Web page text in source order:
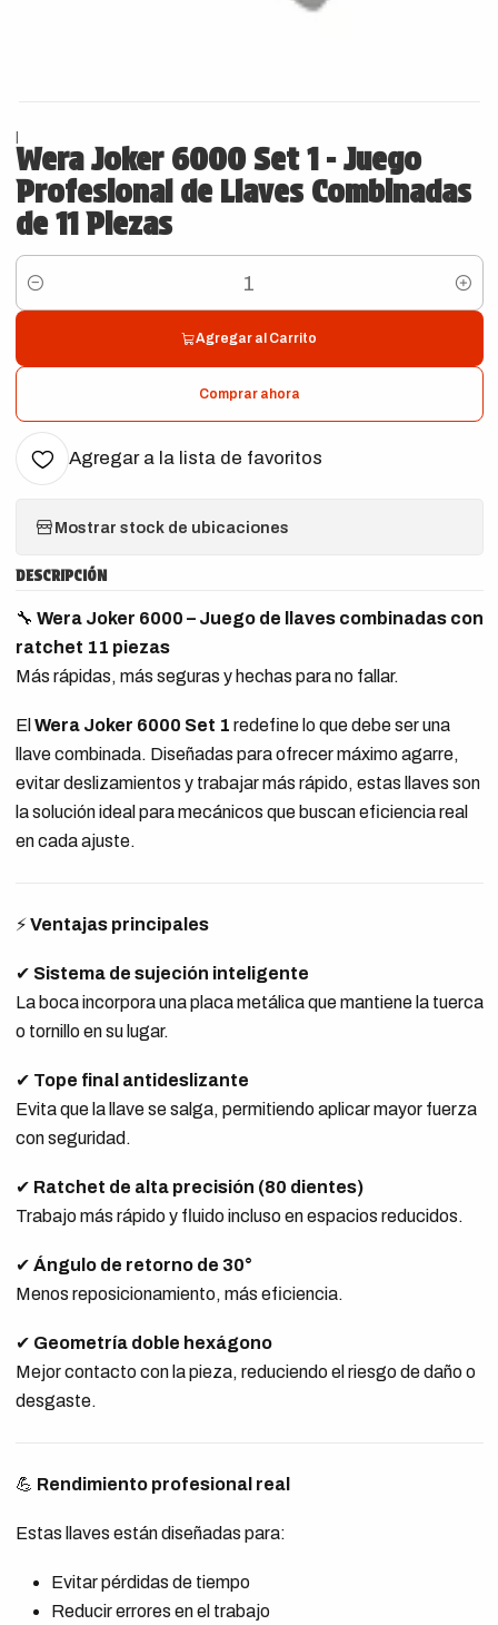
|
Wera Joker 6000 Set 1 - Juego
Profesional de Llaves Combinadas
de 11 Piezas
Cantidad
Agregar al Carrito
Comprar ahora
Agregar a la lista de favoritos
Mostrar stock de ubicaciones
DESCRIPCIÓN
🔧 Wera Joker 6000 – Juego de llaves combinadas con
ratchet 11 piezas
Más rápidas, más seguras y hechas para no fallar.
El Wera Joker 6000 Set 1 redefine lo que debe ser una
llave combinada. Diseñadas para ofrecer máximo agarre,
evitar deslizamientos y trabajar más rápido, estas llaves son
la solución ideal para mecánicos que buscan eficiencia real
en cada ajuste.
⚡Ventajas principales
✔ Sistema de sujeción inteligente
La boca incorpora una placa metálica que mantiene la tuerca
o tornillo en su lugar.
✔ Tope final antideslizante
Evita que la llave se salga, permitiendo aplicar mayor fuerza
con seguridad.
✔ Ratchet de alta precisión (80 dientes)
Trabajo más rápido y fluido incluso en espacios reducidos.
✔ Ángulo de retorno de 30°
Menos reposicionamiento, más eficiencia.
✔ Geometría doble hexágono
Mejor contacto con la pieza, reduciendo el riesgo de daño o
desgaste.
💪 Rendimiento profesional real
Estas llaves están diseñadas para:
Evitar pérdidas de tiempo
Reducir errores en el trabajo